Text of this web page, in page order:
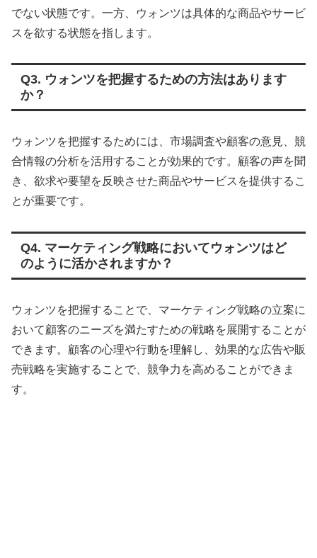
でない状態です。一方、ウォンツは具体的な商品やサービ
スを欲する状態を指します。
Q3. ウォンツを把握するための方法はあります
か？
ウォンツを把握するためには、市場調査や顧客の意見、競
合情報の分析を活用することが効果的です。顧客の声を聞
き、欲求や要望を反映させた商品やサービスを提供するこ
とが重要です。
Q4. マーケティング戦略においてウォンツはど
のように活かされますか？
ウォンツを把握することで、マーケティング戦略の立案に
おいて顧客のニーズを満たすための戦略を展開することが
できます。顧客の心理や行動を理解し、効果的な広告や販
売戦略を実施することで、競争力を高めることができま
す。